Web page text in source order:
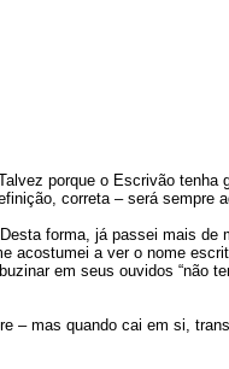
porque o Escrivão tenha
correta – será sempre
forma, já passei mais de
acostumei a ver o nome
em seus ouvidos “não
– mas quando cai em si,